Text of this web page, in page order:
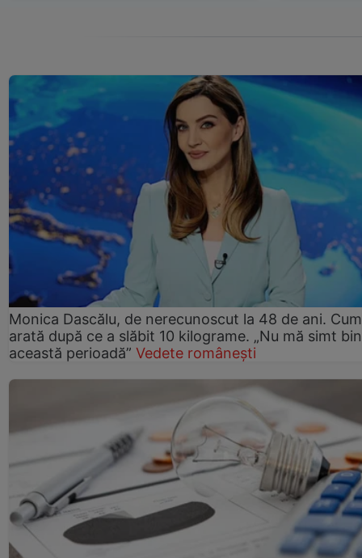
Monica Dascălu, de nerecunoscut la 48 de ani. Cum
arată după ce a slăbit 10 kilograme. „Nu mă simt
această perioadă” Vedete românești